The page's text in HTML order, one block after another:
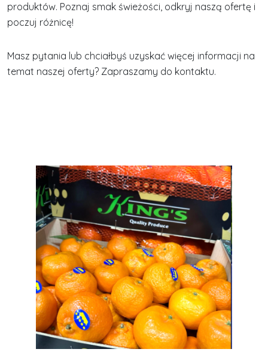
produktów. Poznaj smak świeżości, odkryj naszą ofertę i
poczuj różnicę!
Masz pytania lub chciałbyś uzyskać więcej informacji na
temat naszej oferty? Zapraszamy do kontaktu.